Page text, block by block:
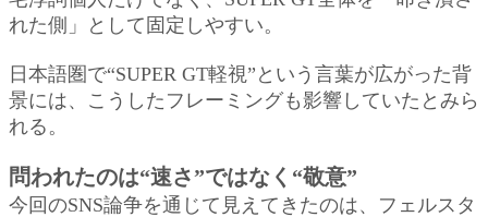
れた側」として固定しやすい。
日本語圏で“SUPER GT軽視”という言葉が広がった背
景には、こうしたフレーミングも影響していたとみら
れる。
問われたのは“速さ”ではなく“敬意”
今回のSNS論争を通じて見えてきたのは、フェルスタ